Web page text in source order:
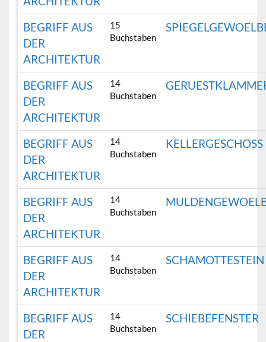
BEGRIFF AUS
DER
ARCHITEKTUR
15
Buchstaben
BEGRIFF AUS
DER
ARCHITEKTUR
14
Buchstaben
BEGRIFF AUS
DER
ARCHITEKTUR
14
Buchstaben
KELLERGESCHOSS
BEGRIFF AUS
DER
ARCHITEKTUR
14
Buchstaben
BEGRIFF AUS
DER
ARCHITEKTUR
14
Buchstaben
SCHAMOTTESTEIN
BEGRIFF AUS
DER
14
Buchstaben
SCHIEBEFENSTER